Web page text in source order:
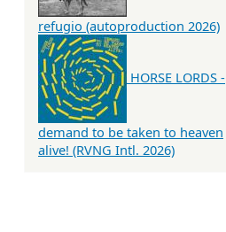
refugio (autoproduction 2026)
HORSE LORDS -
demand to be taken to heaven
alive! (RVNG Intl. 2026)